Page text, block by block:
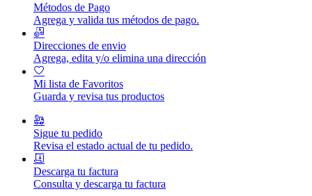
Métodos de Pago
Agrega y valida tus métodos de pago.
Direcciones de envio
Agrega, edita y/o elimina una dirección
Mi lista de Favoritos
Guarda y revisa tus productos
Sigue tu pedido
Revisa el estado actual de tu pedido.
Descarga tu factura
Consulta y descarga tu factura